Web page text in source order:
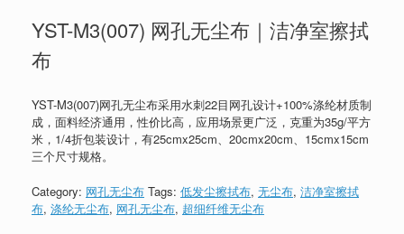
YST-M3(007) 网孔无尘布｜洁净室擦拭
布
YST-M3(007)网孔无尘布采用水刺22目网孔设计+100%涤纶材质制
成，面料经济通用，性价比高，应用场景更广泛，克重为35g/平方
米，1/4折包装设计，有25cmx25cm、20cmx20cm、15cmx15cm
三个尺寸规格。
Category: 网孔无尘布 Tags: 低发尘擦拭布, 无尘布, 洁净室擦拭
布, 涤纶无尘布, 网孔无尘布, 超细纤维无尘布